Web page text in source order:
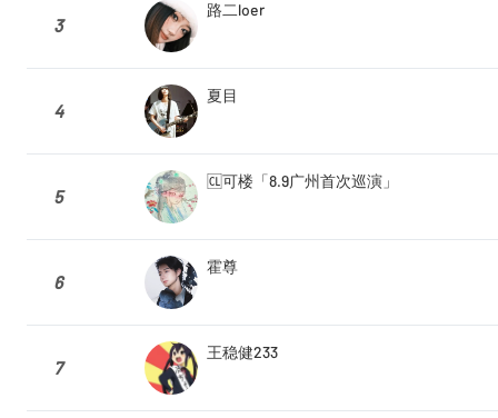
3
路二loer
4
夏目
5
🆑可楼「8.9广州首次巡演」
6
霍尊
7
王稳健233